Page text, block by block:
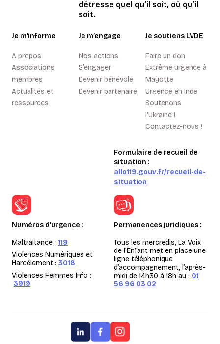
détresse quel qu’il soit, où qu’il
soit.
Je m’informe
A propos
Associations
membres
Actualités et
ressources
Je m’engage
Nos actions
S’engager
Devenir bénévole
Devenir partenaire
Je soutiens LVDE
Faire un don
Extrême urgence à
Mayotte
Urgence en Inde
Soutenons
l'Ukraine !
Contactez-nous !
Formulaire de recueil de
situation :
allo119.gouv.fr/recueil-de-
situation
Numéros d’urgence :
Maltraitance : 119
Violences Numériques et
Harcèlement : 3018
Violences Femmes Info :
3919
Permanences juridiques :
Tous les mercredis, La Voix
de l’Enfant met en place une
ligne téléphonique
d’accompagnement, l’après-
midi de 14h30 à 18h au : 01
56 96 03 02